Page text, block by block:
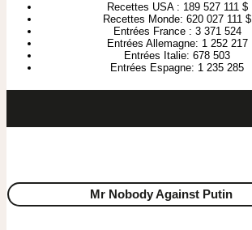
Recettes USA : 189 527 111 $
Recettes Monde: 620 027 111 $
Entrées France : 3 371 524
Entrées Allemagne: 1 252 217
Entrées Italie: 678 503
Entrées Espagne: 1 235 285
Mr Nobody Against Putin